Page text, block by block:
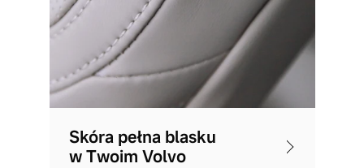
Skóra pełna blasku
w Twoim Volvo